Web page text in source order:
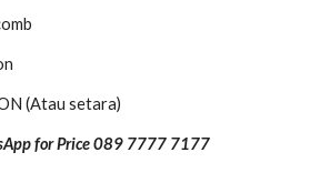
(Atau setara)
for Price 089 7777 7177